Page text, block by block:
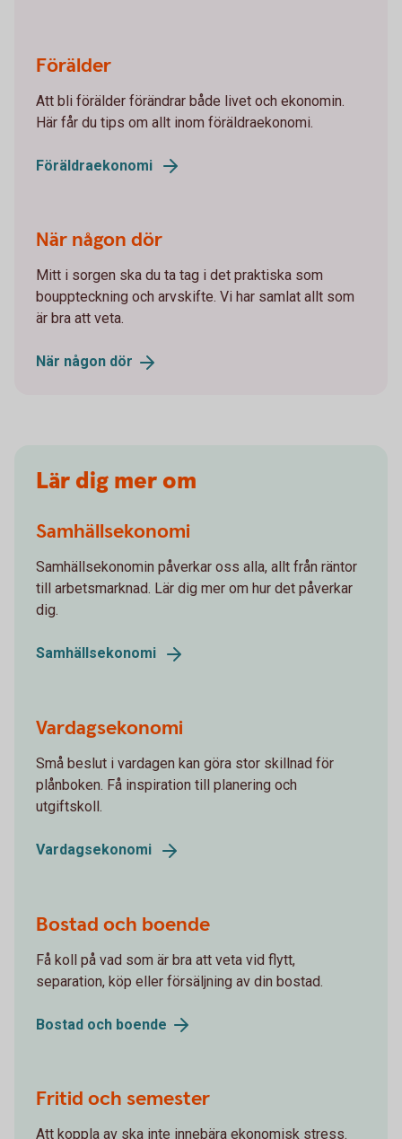
Förälder
Att bli förälder förändrar både livet och ekonomin.
Här får du tips om allt inom föräldraekonomi.
Föräldraekonomi
När någon dör
Mitt i sorgen ska du ta tag i det praktiska som
bouppteckning och arvskifte. Vi har samlat allt som
är bra att veta.
När någon dör
Lär dig mer om
Samhällsekonomi
Samhällsekonomin påverkar oss alla, allt från räntor
till arbetsmarknad. Lär dig mer om hur det påverkar
dig.
Samhällsekonomi
Vardagsekonomi
Små beslut i vardagen kan göra stor skillnad för
plånboken. Få inspiration till planering och
utgiftskoll.
Vardagsekonomi
Bostad och boende
Få koll på vad som är bra att veta vid flytt,
separation, köp eller försäljning av din bostad.
Bostad och boende
Fritid och semester
Att koppla av ska inte innebära ekonomisk stress.